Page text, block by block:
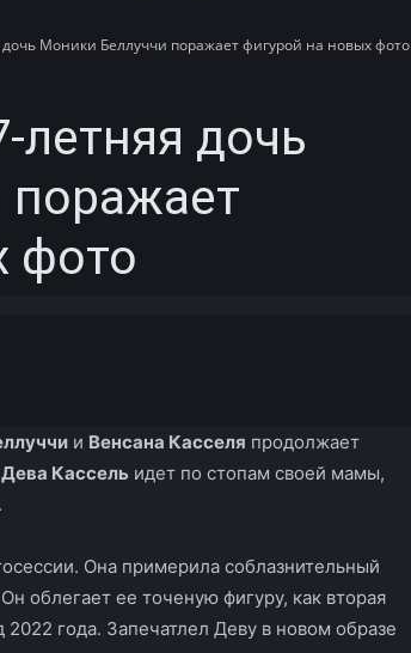
Моники Беллуччи поражает фигурой на новых фото
летняя дочь
фото
и Венсана Касселя продолжает
Дева Кассель идет по стопам своей мамы,
Она примерила соблазнительный
облегает ее точеную фигуру, как вторая
года. Запечатлел Деву в новом образе